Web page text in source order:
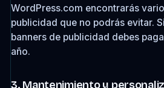
WordPress.com encontrarás
publicidad que no podrás evitar.
banners de publicidad debes
año.
3. Mantenimiento y